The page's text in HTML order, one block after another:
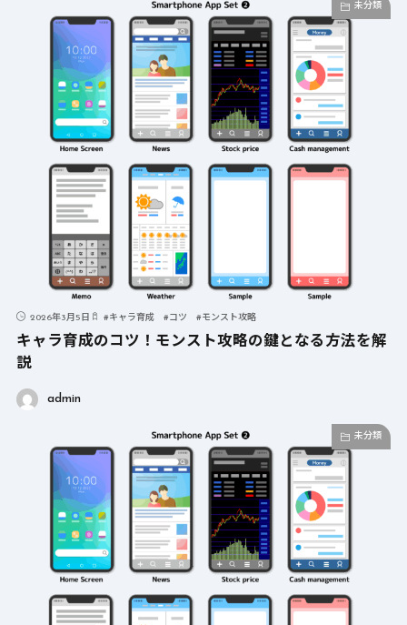
未分類
2026年3月5日 #キャラ育成 #コツ #モンスト攻略
キャラ育成のコツ！モンスト攻略の鍵となる方法を解
説
admin
未分類